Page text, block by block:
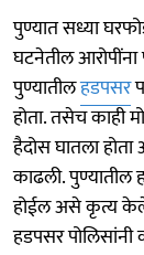
पुण्यात सध्या
घटनेतील आरोपींना
पुण्यातीलहडपसर
होता. तसेच काही
हैदोस घातला होता
काढली. पुण्यातील
होईल असे कृत्य केले
हडपसर पोलिसांनी